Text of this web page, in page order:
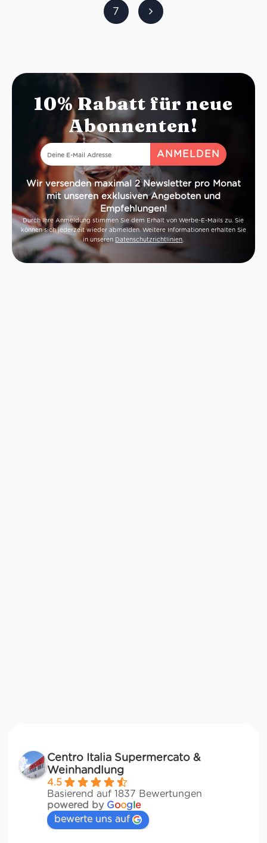
Serviertemperatur:12/14 °C
Idealer Versandkarton: 21 Flaschen.
7
10% Rabatt für neue
Abonnenten!
Wir versenden maximal 2 Newsletter pro Monat
mit unseren exklusiven Angeboten und
Empfehlungen!
Durch Ihre Anmeldung stimmen Sie dem Erhalt von Werbe-E-Mails zu. Sie
können sich jederzeit wieder abmelden. Weitere Informationen erhalten Sie
in unseren Datenschutzrichtlinien
Centro Italia Supermercato &
Weinhandlung
4.5
Basierend auf 1837 Bewertungen
powered by Google
bewerte uns auf